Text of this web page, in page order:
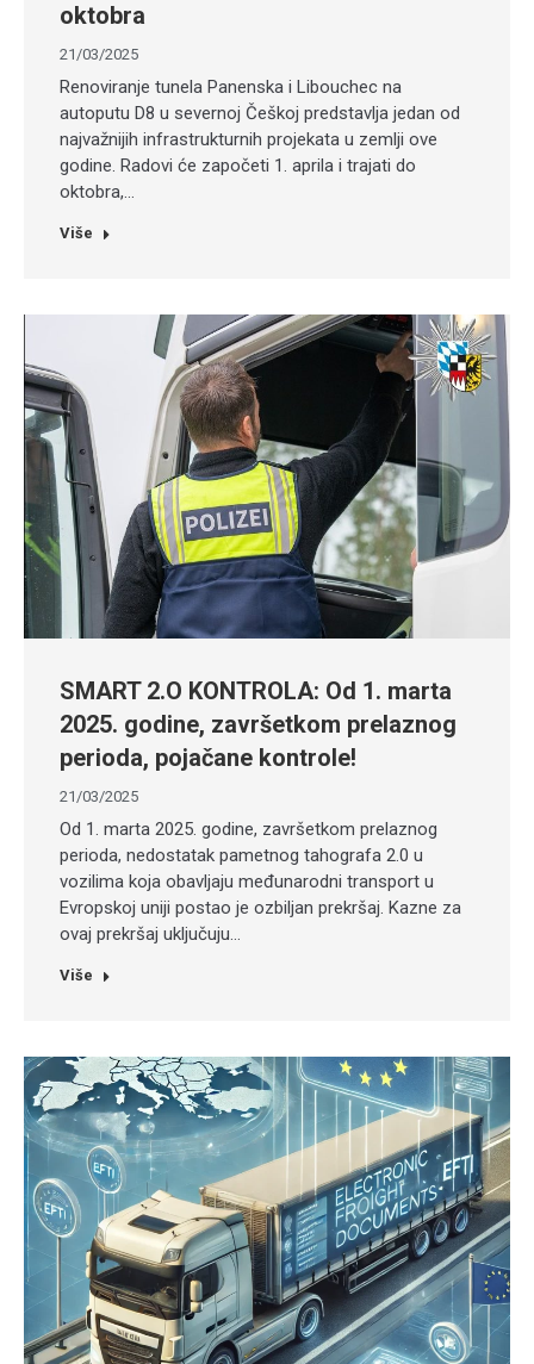
oktobra
21/03/2025
Renoviranje tunela Panenska i Libouchec na
autoputu D8 u severnoj Češkoj predstavlja jedan od
najvažnijih infrastrukturnih projekata u zemlji ove
godine. Radovi će započeti 1. aprila i trajati do
oktobra,…
Više
SMART 2.O KONTROLA: Od 1. marta
2025. godine, završetkom prelaznog
perioda, pojačane kontrole!
21/03/2025
Od 1. marta 2025. godine, završetkom prelaznog
perioda, nedostatak pametnog tahografa 2.0 u
vozilima koja obavljaju međunarodni transport u
Evropskoj uniji postao je ozbiljan prekršaj. Kazne za
ovaj prekršaj uključuju…
Više